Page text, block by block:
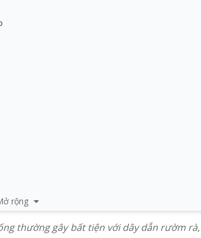
rộng
thường gây bất tiện với dây dẫn rườm